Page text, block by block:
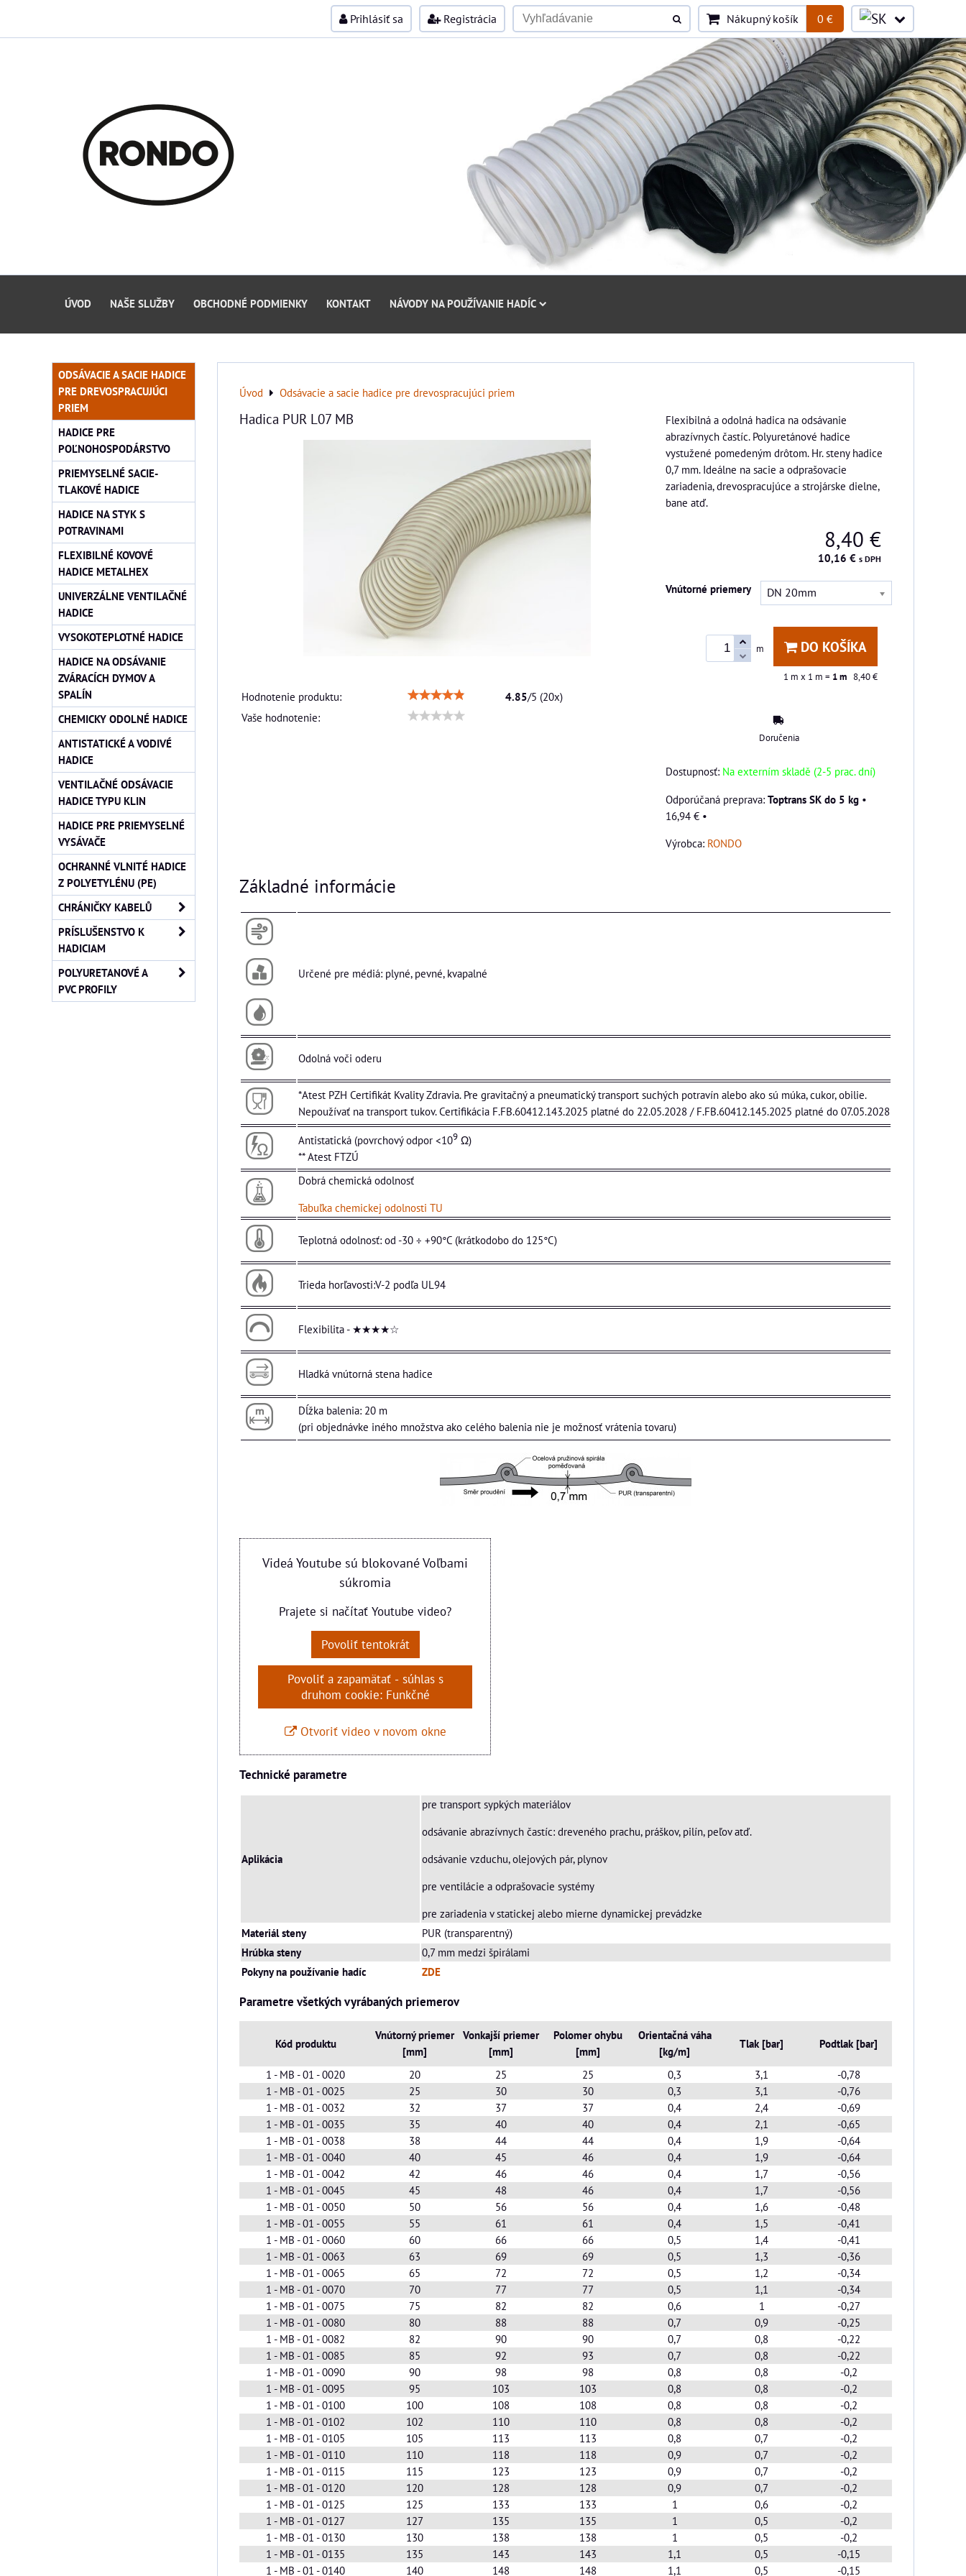
Prihlásiť sa Registrácia Nákupný košík 0 €
ÚVOD NAŠE SLUŽBY OBCHODNÉ PODMIENKY KONTAKT NÁVODY NA POUŽÍVANIE HADÍC
Úvod Odsávacie a sacie hadice pre drevospracujúci priem
Hadica PUR L07 MB
Hodnotenie produktu: 4.85/5 (20x)
Vaše hodnotenie:
Flexibilná a odolná hadica na odsávanie
abrazívnych častíc. Polyuretánové hadice
vystužené pomedeným drôtom. Hr. steny hadice
0,7 mm. Ideálne na sacie a odprašovacie
zariadenia, drevospracujúce a strojárske dielne,
bane atď.
8,40 €
10,16 € s DPH
Vnútorné priemery DN 20mm
m DO KOŠÍKA
1 m x 1 m = 1m 8,40 €
Doručenia
Dostupnosť: Na externím skladě (2-5 prac. dní)
Toptrans SK do 5 kg •
16,94 € •
Výrobca: RONDO
Základné informácie
Určené pre médiá: plyné, pevné, kvapalné
Odolná voči oderu
*Atest PZH Certifikát Kvality Zdravia. Pre gravitačný a pneumatický transport suchých potravín alebo ako sú múka, cukor, obilie.
Nepoužívať na transport tukov. Certifikácia F.FB.60412.143.2025 platné do 22.05.2028 / F.FB.60412.145.2025 platné do 07.05.2028
Antistatická (povrchový odpor <109 Ω)
** Atest FTZÚ
Dobrá chemická odolnosť
Tabuľka chemickej odolnosti TU
Teplotná odolnosť: od -30 ÷ +90°C (krátkodobo do 125°C)
Trieda horľavosti:V-2 podľa UL94
Flexibilita - ★★★★☆
Hladká vnútorná stena hadice
Dĺžka balenia: 20 m
(pri objednávke iného množstva ako celého balenia nie je možnosť vrátenia tovaru)
Videá Youtube sú blokované Voľbami
súkromia
Prajete si načítať Youtube video?
Povoliť tentokrát
Povoliť a zapamätať - súhlas s
druhom cookie: Funkčné
Otvoriť video v novom okne
Technické parametre
Aplikácia
pre transport sypkých materiálov
odsávanie abrazívnych častíc: dreveného prachu, práškov, pilín, peľov atď.
odsávanie vzduchu, olejových pár, plynov
pre ventilácie a odprašovacie systémy
pre zariadenia v statickej alebo mierne dynamickej prevádzke
Materiál steny
PUR (transparentný)
Hrúbka steny
0,7 mm medzi špirálami
Pokyny na používanie hadíc
ZDE
Parametre všetkých vyrábaných priemerov
Kód produktu
Vnútorný priemer
[mm]
Vonkajší priemer
[mm]
Polomer ohybu
[mm]
Orientačná váha
[kg/m]
Tlak [bar] Podtlak [bar]
1 - MB - 01 - 0020 20 25 25 0,3 3,1
-0,78
1 - MB - 01 - 0025
25 30 30 0,3 3,1
-0,76
1 - MB - 01 - 0032
32 37 37 0,4 2,4
-0,69
1 - MB - 01 - 0035
35 40 40 0,4 2,1
-0,65
1 - MB - 01 - 0038
38 44 44 0,4 1,9
-0,64
1 - MB - 01 - 0040
40 45 46 0,4 1,9
-0,64
1 - MB - 01 - 0042
42 46 46 0,4 1,7
-0,56
1 - MB - 01 - 0045
45 48 46 0,4 1,7
-0,56
1 - MB - 01 - 0050
50 56 56 0,4 1,6
-0,48
1 - MB - 01 - 0055
55 61 61 0,4 1,5
-0,41
1 - MB - 01 - 0060
60 66 66 0,5 1,4
-0,41
1 - MB - 01 - 0063
63 69 69 0,5 1,3
-0,36
1 - MB - 01 - 0065
65 72 72 0,5 1,2
-0,34
1 - MB - 01 - 0070
70 77 77 0,5 1,1
-0,34
1 - MB - 01 - 0075
75 82 82 0,6 1
-0,27
1 - MB - 01 - 0080
80 88 88 0,7 0,9
-0,25
1 - MB - 01 - 0082
82 90 90 0,7 0,8
-0,22
1 - MB - 01 - 0085
85 92 93 0,7 0,8
-0,22
1 - MB - 01 - 0090
90 98 98 0,8 0,8
-0,2
1 - MB - 01 - 0095
95 103 103 0,8 0,8
-0,2
1 - MB - 01 - 0100
100 108 108 0,8 0,8
-0,2
1 - MB - 01 - 0102
102 110 110 0,8 0,8
-0,2
1 - MB - 01 - 0105
105 113 113 0,8 0,7
-0,2
1 - MB - 01 - 0110
110 118 118 0,9 0,7
-0,2
1 - MB - 01 - 0115
115 123 123 0,9 0,7
-0,2
1 - MB - 01 - 0120
120 128 128 0,9 0,7
-0,2
1 - MB - 01 - 0125
125 133 133 1 0,6
-0,2
1 - MB - 01 - 0127
127 135 135 1 0,5
-0,2
1 - MB - 01 - 0130
130 138 138 1 0,5
-0,2
1 - MB - 01 - 0135
135 143 143 1,1 0,5
-0,15
1 - MB - 01 - 0140
140 148 148 1,1 0,5 -0,15
ODSÁVACIE A SACIE HADICE
PRE DREVOSPRACUJÚCI
PRIEM
HADICE PRE
POĽNOHOSPODÁRSTVO
PRIEMYSELNÉ SACIE-
TLAKOVÉ HADICE
HADICE NA STYK S
POTRAVINAMI
FLEXIBILNÉ KOVOVÉ
HADICE METALHEX
UNIVERZÁLNE VENTILAČNÉ
HADICE
VYSOKOTEPLOTNÉ HADICE
HADICE NA ODSÁVANIE
ZVÁRACÍCH DYMOV A
SPALÍN
CHEMICKY ODOLNÉ HADICE
ANTISTATICKÉ A VODIVÉ
HADICE
VENTILAČNÉ ODSÁVACIE
HADICE TYPU KLIN
HADICE PRE PRIEMYSELNÉ
VYSÁVAČE
OCHRANNÉ VLNITÉ HADICE
Z POLYETYLÉNU (PE)
CHRÁNIČKY KABELŮ
PRÍSLUŠENSTVO K
HADICIAM
POLYURETANOVÉ A
PVC PROFILY